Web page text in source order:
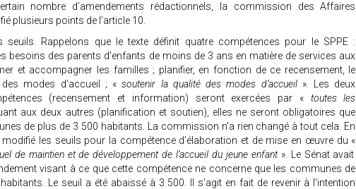
nombre d’amendements rédactionnels, la commission des Affaires
plusieurs points de l’article 10.
seuils. Rappelons que le texte définit quatre compétences pour le SPPE :
besoins des parents d'enfants de moins de 3 ans en matière de services aux
et accompagner les familles ; planifier, en fonction de ce recensement, le
des modes d’accueil ; «soutenir la qualité des modes d’accueil ». Les deux
(recensement et information) seront exercées par « toutes les
aux deux autres (planification et soutien), elles ne seront obligatoires que
de plus de 3 500 habitants. La commission n'a rien changé à tout cela. En
modifié les seuils pour la compétence d’élaboration et de mise en œuvre du «
de maintien et de développement de l’accueil du jeune enfant ». Le Sénat avait
visant à ce que cette compétence ne concerne que les communes de
Le seuil a été abaissé à 3 500. Il s’agit en fait de revenir à l’intention